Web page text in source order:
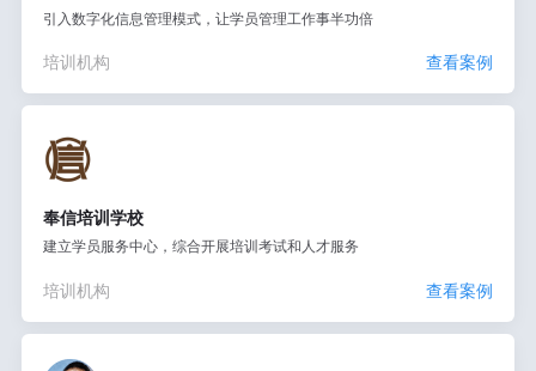
引入数字化信息管理模式，让学员管理工作事半功倍
培训机构 查看案例
奉信培训学校
建立学员服务中心，综合开展培训考试和人才服务
培训机构 查看案例